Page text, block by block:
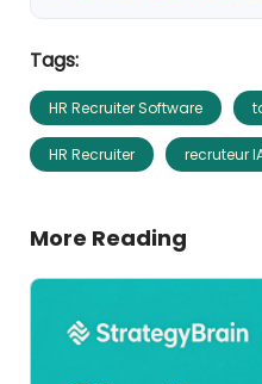
Tags:
HR Recruiter Software
HR Recruiter recruteur
More Reading